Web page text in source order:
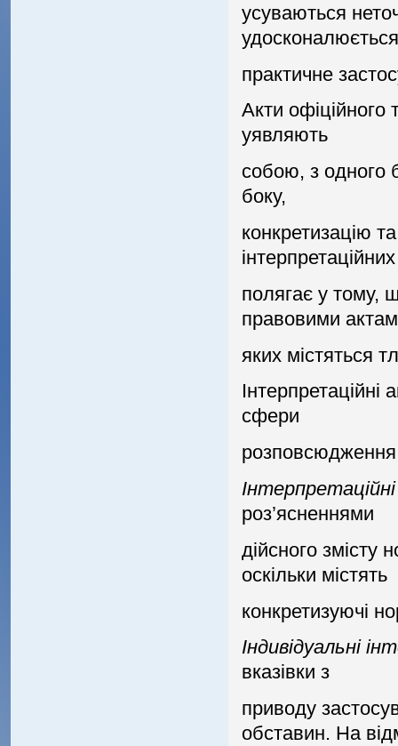
усуваються
удосконалюється
практичне
Акти офiцiйного
уявляють
собою, з одного
боку,
конкретизацiю
полягає у тому,
правовими
яких мiстяться
Iнтерпретацiйнi
сфери
роз’ясненнями
дiйсного змiсту
оскiльки мiстять
конкретизуючi
Iндивiдуальнi
вказiвки з
приводу
обставин. На